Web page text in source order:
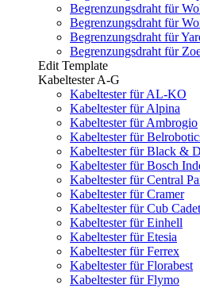
Begrenzungsdraht für
Begrenzungsdraht für
Begrenzungsdraht für
Begrenzungsdraht für
Edit Template
Kabeltester A-G
Kabeltester für AL-KO
Kabeltester für Alpina
Kabeltester für Ambrogio
Kabeltester für
Kabeltester für Black &
Kabeltester für Bosch
Kabeltester für Central
Kabeltester für Cramer
Kabeltester für Cub Cadet
Kabeltester für Einhell
Kabeltester für Etesia
Kabeltester für Ferrex
Kabeltester für Florabest
Kabeltester für Flymo